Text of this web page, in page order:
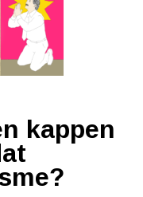
kappen